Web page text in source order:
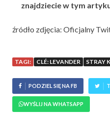
znajdziecie w tym
źródło zdjęcia: Oficjalny
TAGI: CLÉ: LEVANDER STRAY
PODZIEL SIĘ NA FB
WYŚLIJ NA WHATSAPP